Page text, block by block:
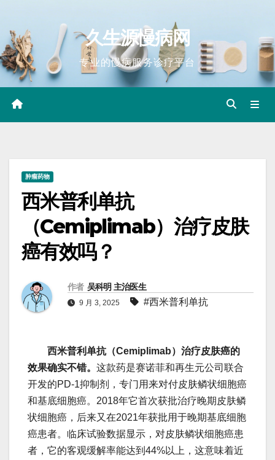
content
久生源慢病网
专业的慢病服务诊疗平台
肿瘤药物
西米普利单抗
（Cemiplimab）治疗皮肤
癌有效吗？
作者 吴科明 主治医生
9 月 3, 2025 #西米普利单抗
西米普利单抗（Cemiplimab）治疗皮肤癌的
效果确实不错。 这款药是赛诺菲和再生元公司联合
开发的PD-1抑制剂，专门用来对付皮肤鳞状细胞癌
和基底细胞癌。2018年它首次获批治疗晚期皮肤鳞
状细胞癌，后来又在2021年获批用于晚期基底细胞
癌患者。临床试验数据显示，对皮肤鳞状细胞癌患
者，它的客观缓解率能达到44%以上，这意味着近